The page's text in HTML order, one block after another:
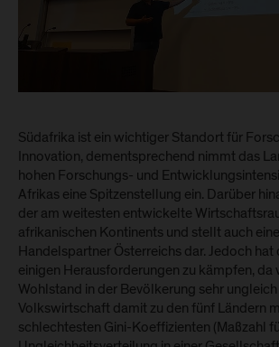
Südafrika ist ein wichtiger Standort für
Innovation, dementsprechend nimmt das
hohen Forschungs- und
Afrikas eine Spitzenstellung ein. Darüber
der am weitesten entwickelte
afrikanischen Kontinents und stellt auch
Handelspartner Österreichs dar. Jedoch hat
einigen Herausforderungen zu kämpfen, da
Wohlstand in der Bevölkerung sehr
Volkswirtschaft damit zu den fünf Ländern
schlechtesten Gini-Koeffizienten (Maßzahl